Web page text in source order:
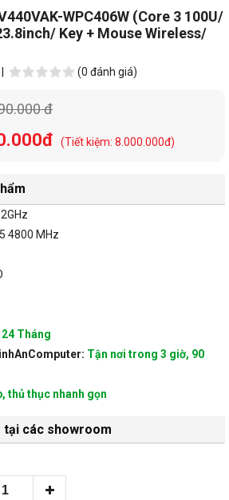
WPC406W (Core 3 100U/
Key + Mouse Wireless/
(0 đánh giá)
đ
(Tiết kiệm: 8.000.000đ)
4800 MHz
24 Tháng
Tận nơi trong 3 giờ, 90
thủ thục nhanh gọn
tại các showroom